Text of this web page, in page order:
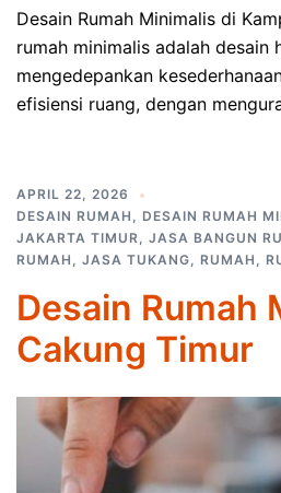
Desain Rumah Minimalis di
rumah minimalis adalah desain
mengedepankan
efisiensi ruang, dengan
APRIL 22, 2026
DESAIN RUMAH , DESAIN RUMAH
JAKARTA TIMUR, JASA BANGUN
RUMAH , JASA TUKANG, RUMAH ,
Desain Rumah
Cakung Timur